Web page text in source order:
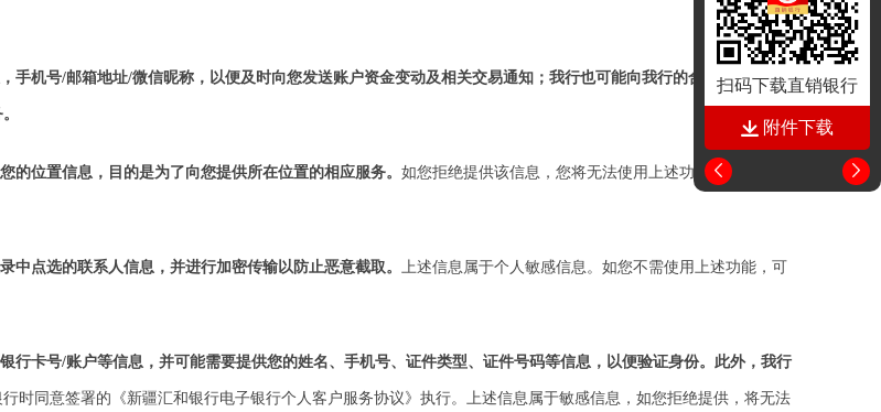
扫码下载直销银行
附件下载
手机号/邮箱地址/微信昵称，以便及时向您发送账户资金变动及相关交易通知；我行也可能向我行的合作伙伴收集其
的位置信息，目的是为了向您提供所在位置的相应服务。 如您拒绝提供该信息，您将无法使用上述功能，但这不影
中点选的联系人信息，并进行加密传输以防止恶意截取。 上述信息属于个人敏感信息。如您不需使用上述功能，可
行卡号/账户等信息，并可能需要提供您的姓名、手机号、证件类型、证件号码等信息，以便验证身份。此外，我行
时同意签署的《新疆汇和银行电子银行个人客户服务协议》执行。上述信息属于敏感信息，如您拒绝提供，将无法